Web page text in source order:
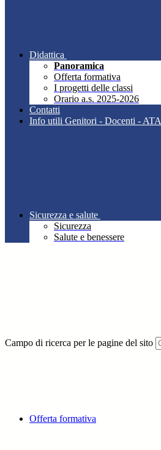
Didattica
Panoramica
Offerta formativa
I progetti delle classi
Orario a.s. 2025-2026
Contatti
Info utili Genitori - Docenti - ATA
Sicurezza e salute
Sicurezza
Salute e benessere
Campo di ricerca per le pagine del sito
Offerta formativa